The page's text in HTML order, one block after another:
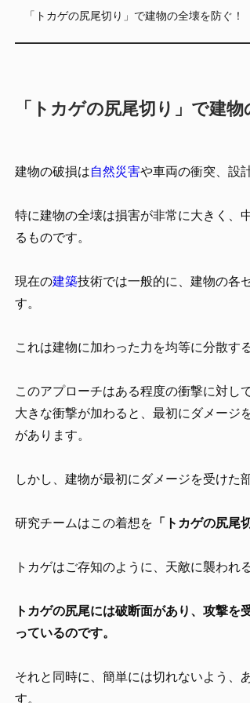
「トカゲの尻尾切り」で建物の全壊を防ぐ！
「トカゲの尻尾切り」で建物
建物の破損は自然災害や車両の衝突、設
特に建物の全壊は損害が非常に大きく、
るものです。
現在の建築技術では一般的に、建物の各
す。
これは建物に加わった力を均等に分散す
このアプローチはある程度の衝撃に対し
大きな衝撃が加わると、最初にダメージ
があります。
しかし、建物が最初にダメージを受けた
研究チームはこの着想を 「トカゲの尻尾
トカゲはご存知のように、天敵に襲われ
トカゲの尻尾には破断面があり、攻撃
っているのです。
それと同時に、簡単には切れないよう、
す。